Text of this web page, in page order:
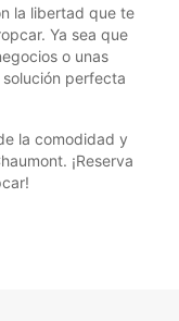
la libertad que te
Ya sea que
o unas
perfecta
la comodidad y
¡Reserva